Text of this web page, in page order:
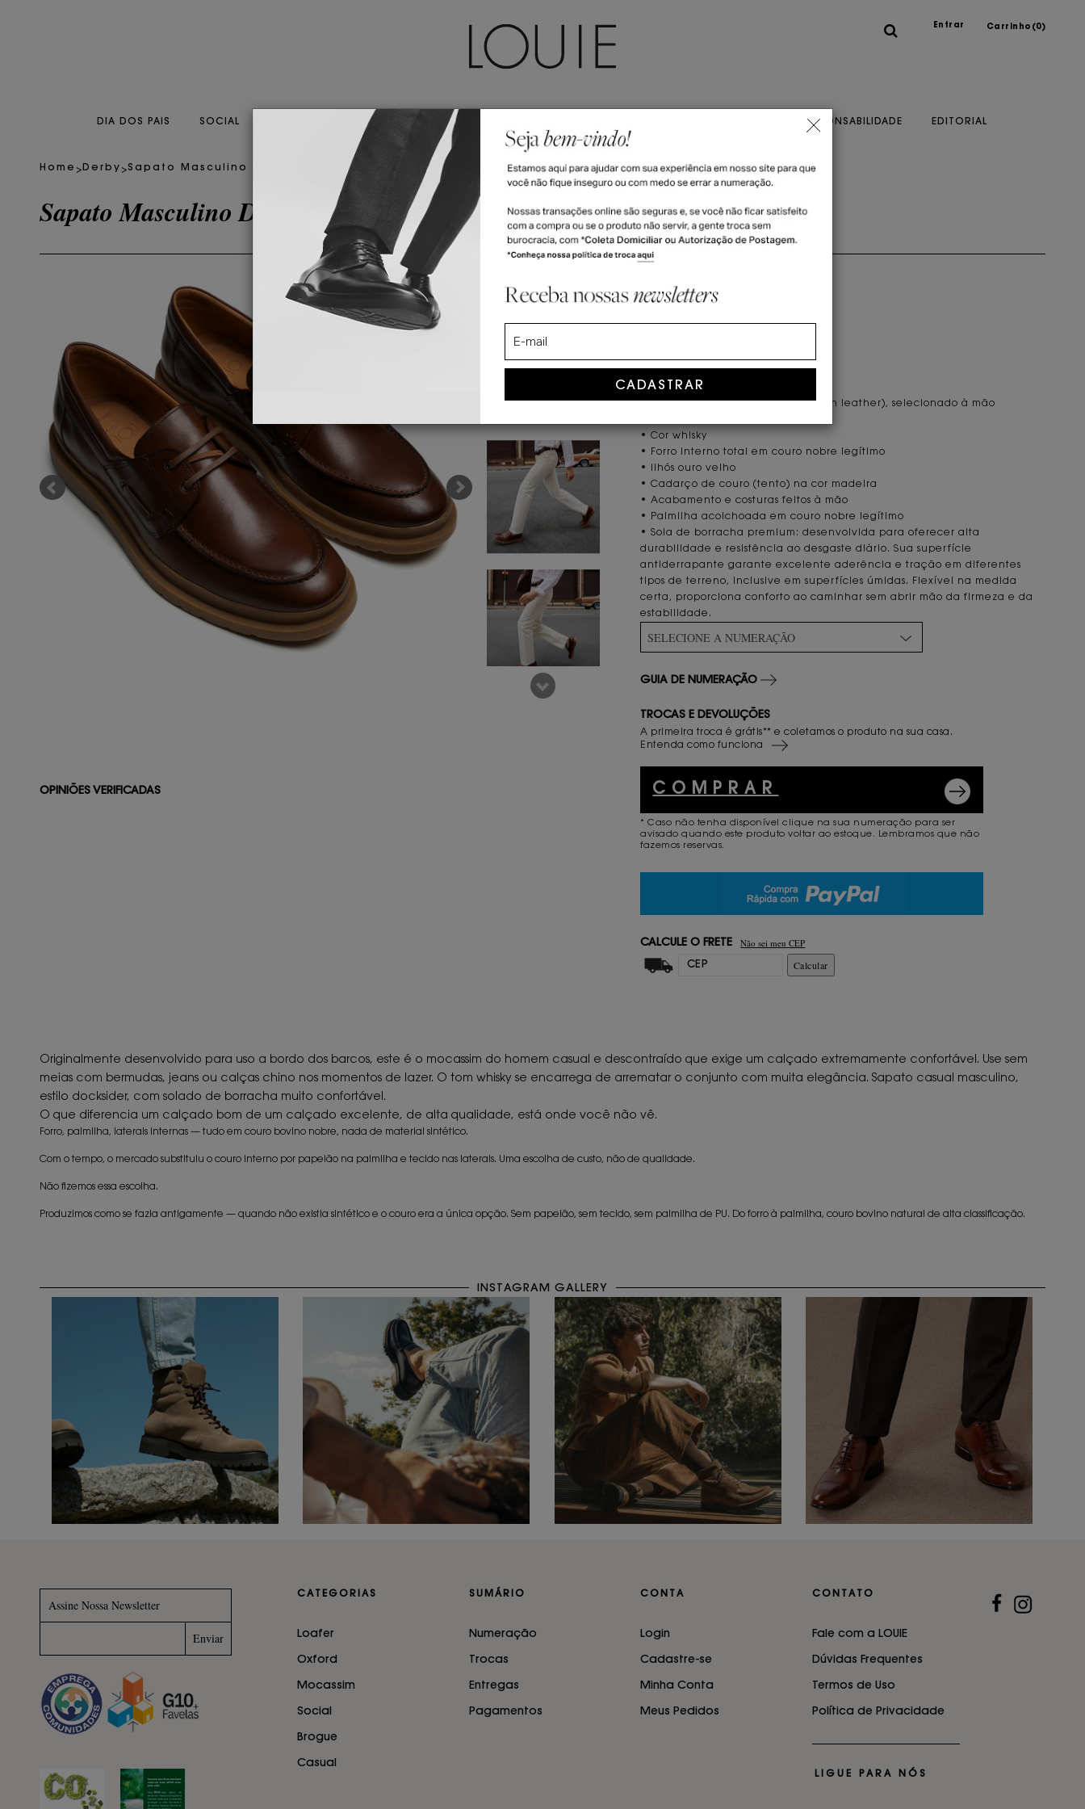
Entrar Carrinho( 0)
DIA DOS PAIS SOCIAL COLEÇÕES ACESSÓRIOS RESPONSABILIDADE EDITORIAL
Home > Derby >Sapato Masculino Dockside Ave
Sapato Masculino Dockside Ave
OPINIÕES VERIFICADAS
R$ 1.460
6x R$ 243,33 no cartão
CARACTERÍSTICAS E DETALHES
• Couro bovino plena flor (full-grain leather), selecionado à mão
• Cor whisky
• Forro interno total em couro nobre legítimo
• Ilhós ouro velho
• Cadarço de couro (tento) na cor madeira
• Acabamento e costuras feitos à mão
• Palmilha acolchoada em couro nobre legítimo
• Sola de borracha premium: desenvolvida para oferecer alta
durabilidade e resistência ao desgaste diário. Sua superfície
antiderrapante garante excelente aderência e tração em diferentes
tipos de terreno, inclusive em superfícies úmidas. Flexível na medida
certa, proporciona conforto ao caminhar sem abrir mão da firmeza e da
estabilidade.
SELECIONE A NUMERAÇÃO
GUIA DE NUMERAÇÃO
TROCAS E DEVOLUÇÕES
A primeira troca é grátis** e coletamos o produto na sua casa.
Entenda como funciona
COMPRAR
* Caso não tenha disponível clique na sua numeração para ser
avisado quando este produto voltar ao estoque. Lembramos que não
fazemos reservas.
CALCULE O FRETE Não sei meu CEP
Calcular
Originalmente desenvolvido para uso a bordo dos barcos, este é o mocassim do homem casual e descontraído que exige um calçado extremamente confortável. Use sem
meias com bermudas, jeans ou calças chino nos momentos de lazer. O tom whisky se encarrega de arrematar o conjunto com muita elegância. Sapato casual masculino,
estilo docksider, com solado de borracha muito confortável.
O que diferencia um calçado bom de um calçado excelente, de alta qualidade, está onde você não vê.
Forro, palmilha, laterais internas — tudo em couro bovino nobre, nada de material sintético.
Com o tempo, o mercado substituiu o couro interno por papelão na palmilha e tecido nas laterais. Uma escolha de custo, não de qualidade.
Não fizemos essa escolha.
Produzimos como se fazia antigamente — quando não existia sintético e o couro era a única opção. Sem papelão, sem tecido, sem palmilha de PU. Do forro à palmilha, couro bovino natural de alta classificação.
INSTAGRAM GALLERY
Assine Nossa Newsletter
CATEGORIAS
Loafer
Oxford
Mocassim
Social
Brogue
Casual
SUMÁRIO
Numeração
Trocas
Entregas
Pagamentos
CONTA
Login
Cadastre-se
Minha Conta
Meus Pedidos
CONTATO
Fale com a LOUIE
Dúvidas Frequentes
Termos de Uso
Política de Privacidade
LIGUE PARA NÓS